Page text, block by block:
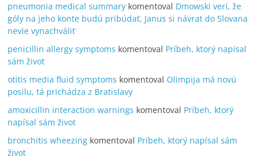
pneumonia medical summary komentoval Dmowski verí, že
góly na jeho konte budú pribúdať, Janus si návrat do Slovana
nevie vynachváliť
penicillin allergy symptoms komentoval Príbeh, ktorý napísal
sám život
otitis media fluid symptoms komentoval Olimpija má novú
posilu, tá prichádza z Bratislavy
amoxicillin interaction warnings komentoval Príbeh, ktorý
napísal sám život
bronchitis wheezing komentoval Príbeh, ktorý napísal sám
život